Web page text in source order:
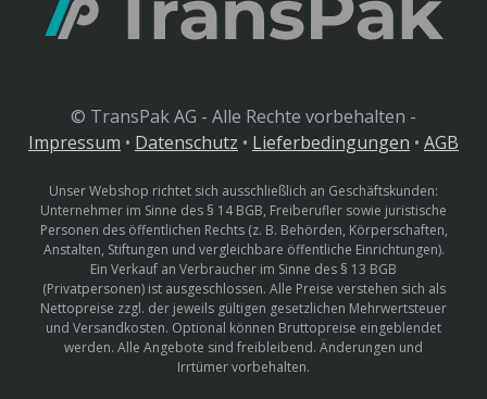
© TransPak AG - Alle Rechte vorbehalten -
Impressum • Datenschutz • Lieferbedingungen • AGB
Unser Webshop richtet sich ausschließlich an Geschäftskunden:
Unternehmer im Sinne des § 14 BGB, Freiberufler sowie juristische
Personen des öffentlichen Rechts (z. B. Behörden, Körperschaften,
Anstalten, Stiftungen und vergleichbare öffentliche Einrichtungen).
Ein Verkauf an Verbraucher im Sinne des § 13 BGB
(Privatpersonen) ist ausgeschlossen. Alle Preise verstehen sich als
Nettopreise zzgl. der jeweils gültigen gesetzlichen Mehrwertsteuer
und Versandkosten. Optional können Bruttopreise eingeblendet
werden. Alle Angebote sind freibleibend. Änderungen und
Irrtümer vorbehalten.